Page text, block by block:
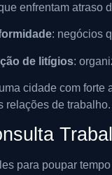
enfrentam atraso
: negócios
de litígios:
cidade com
relações de trabalho.
para poupar